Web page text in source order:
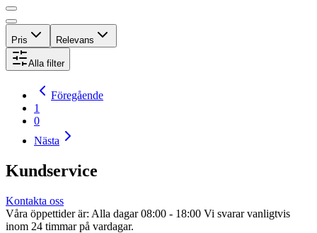
Pris Relevans
Alla filter
Föregående
1
0
Nästa
Kundservice
Kontakta oss
Våra öppettider är: Alla dagar 08:00 - 18:00 Vi svarar vanligtvis
inom 24 timmar på vardagar.